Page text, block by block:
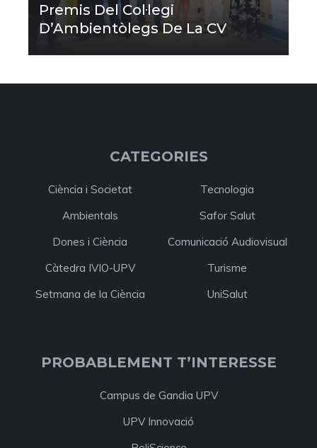
Premis Del Col·legi
D’Ambientòlegs De La CV
CATEGORIES
Ciència i Societat
Tecnologia
Ambientals
Safor Salut
Dones i Ciència
Comunicació Audiovisual
Càtedra IVIO-UPV
Turisme
Setmana de la Ciència
UniSalut
PROBABLEMENT T’INTERESSE
Campus de Gandia UPV
UPV Innovació